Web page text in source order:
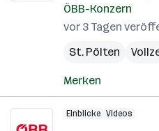
ÖBB-Konzern
vor 3 Tagen
St. Pölten
Merken
Einblicke Videos